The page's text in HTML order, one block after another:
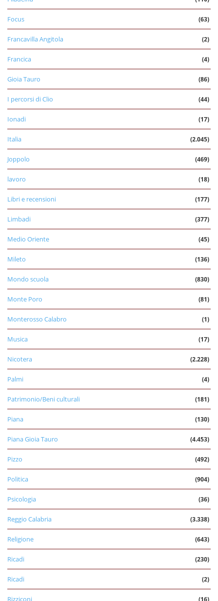
Focus (63)
Francavilla Angitola (2)
Francica (4)
Gioia Tauro (86)
I percorsi di Clio (44)
Ionadi (17)
Italia (2.045)
Joppolo (469)
lavoro (18)
Libri e recensioni (177)
Limbadi (377)
Medio Oriente (45)
Mileto (136)
Mondo scuola (830)
Monte Poro (81)
Monterosso Calabro (1)
Musica (17)
Nicotera (2.228)
Palmi (4)
Patrimonio/Beni culturali (181)
Piana (130)
Piana Gioia Tauro (4.453)
Pizzo (492)
Politica (904)
Psicologia (36)
Reggio Calabria (3.338)
Religione (643)
Ricadi (230)
Ricadi (2)
Rizziconi (16)